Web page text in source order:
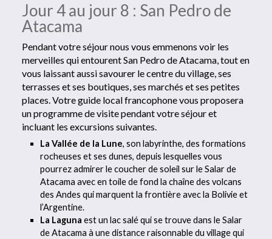
Jour 4 au jour 8 : San Pedro de
Atacama
Pendant votre séjour nous vous emmenons voir les
merveilles qui entourent San Pedro de Atacama, tout en
vous laissant aussi savourer le centre du village, ses
terrasses et ses boutiques, ses marchés et ses petites
places. Votre guide local francophone vous proposera
un programme de visite pendant votre séjour et
incluant les excursions suivantes.
La Vallée de la Lune, son labyrinthe, des formations
rocheuses et ses dunes, depuis lesquelles vous
pourrez admirer le coucher de soleil sur le Salar de
Atacama avec en toile de fond la chaîne des volcans
des Andes qui marquent la frontière avec la Bolivie et
l’Argentine.
La Lagunaest un lac salé qui se trouve dans le Salar
de Atacama à une distance raisonnable du village qui